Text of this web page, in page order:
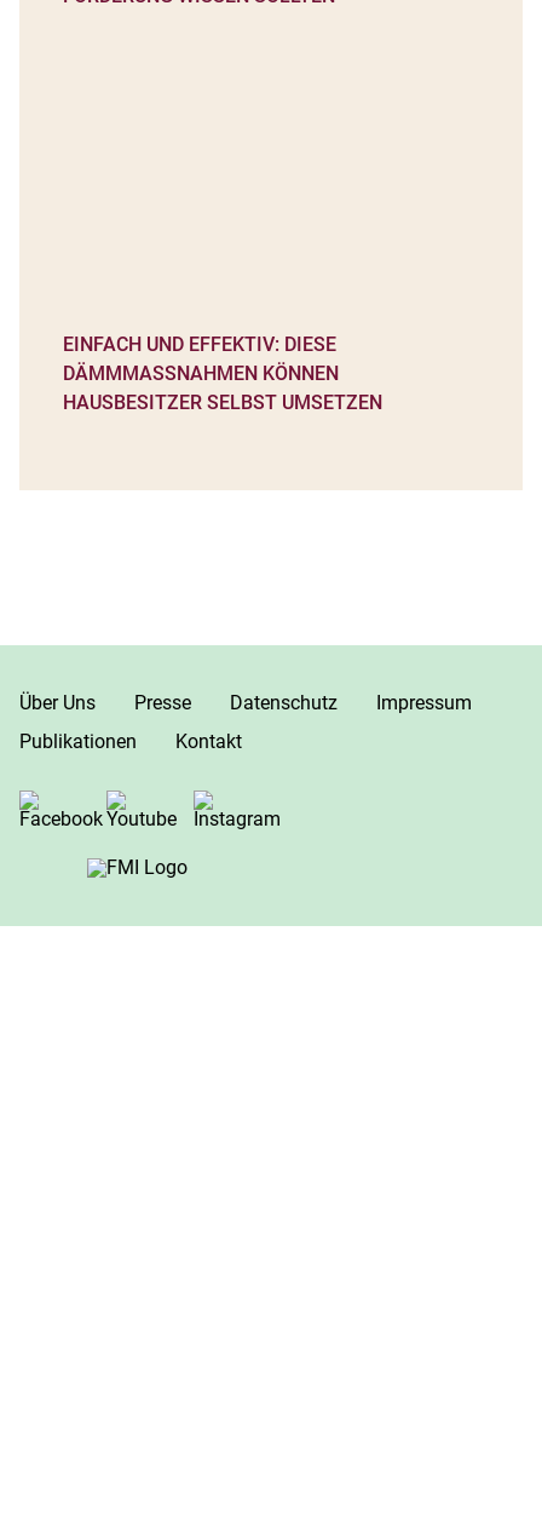
EINFACH UND EFFEKTIV: DIESE
DÄMMMASSNAHMEN KÖNNEN H
AUSBESITZER SELBST UMSETZEN
Über Uns Presse Datenschutz
Impressum
Publikationen
Kontakt